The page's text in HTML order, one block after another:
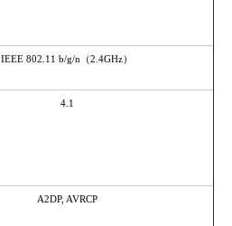
IEEE 802.11 b/g/n（2.4GHz）
4.1
A2DP, AVRCP